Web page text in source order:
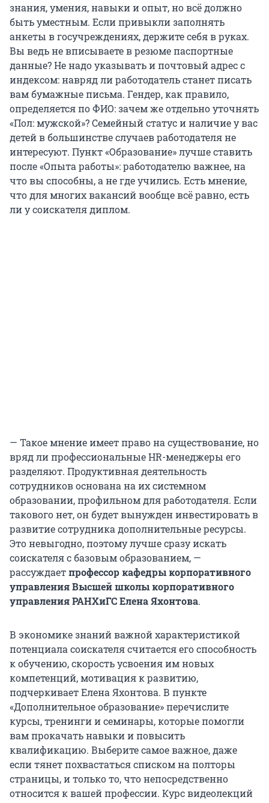
знания, умения, навыки и опыт, но всё должно
быть уместным. Если привыкли заполнять
анкеты в госучреждениях, держите себя в руках.
Вы ведь не вписываете в резюме паспортные
данные? Не надо указывать и почтовый адрес с
индексом: навряд ли работодатель станет писать
вам бумажные письма. Гендер, как правило,
определяется по ФИО: зачем же отдельно уточнять
«Пол: мужской»? Семейный статус и наличие у вас
детей в большинстве случаев работодателя не
интересуют. Пункт «Образование» лучше ставить
после «Опыта работы»: работодателю важнее, на
что вы способны, а не где учились. Есть мнение,
что для многих вакансий вообще всё равно, есть
ли у соискателя диплом.
— Такое мнение имеет право на существование, но
вряд ли профессиональные HR-менеджеры его
разделяют. Продуктивная деятельность
сотрудников основана на их системном
образовании, профильном для работодателя. Если
такового нет, он будет вынужден инвестировать в
развитие сотрудника дополнительные ресурсы.
Это невыгодно, поэтому лучше сразу искать
соискателя с базовым образованием, —
рассуждаетпрофессор кафедры корпоративного
управления Высшей школы корпоративного
управления РАНХиГС Елена Яхонтова.
В экономике знаний важной характеристикой
потенциала соискателя считается его способность
к обучению, скорость усвоения им новых
компетенций, мотивация к развитию,
подчеркивает Елена Яхонтова. В пункте
«Дополнительное образование» перечислите
курсы, тренинги и семинары, которые помогли
вам прокачать навыки и повысить
квалификацию. Выберите самое важное, даже
если тянет похвастаться списком на полторы
страницы, и только то, что непосредственно
относится к вашей профессии. Курс видеолекций